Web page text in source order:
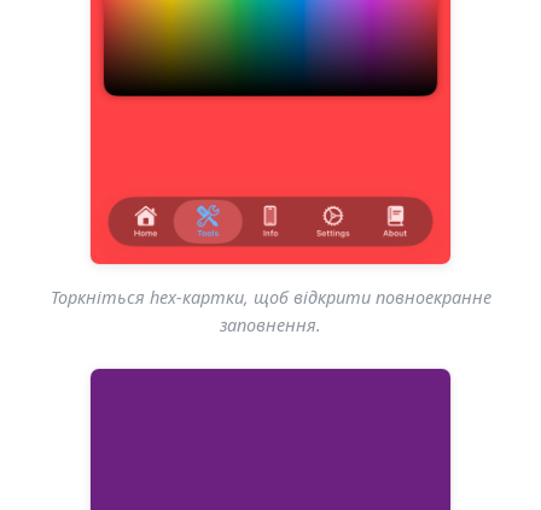
Торкніться hex-картки, щоб відкрити повноекранне
заповнення.